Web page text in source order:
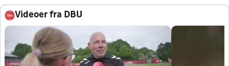
Videoer fra DBU